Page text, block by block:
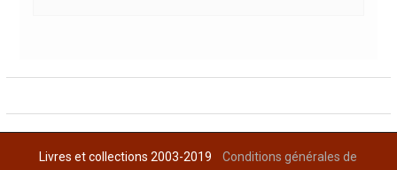
Livres et collections 2003-2019Conditions générales de